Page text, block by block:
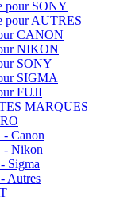
pour SONY
pour AUTRES
CANON
NIKON
SONY
SIGMA
FUJI
MARQUES
Canon
- Nikon
Sigma
Autres